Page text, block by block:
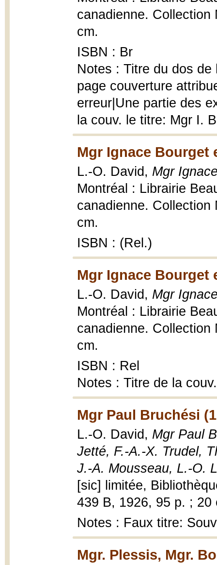
canadienne.
cm.
ISBN : Br
Notes : Titre du dos de
page couverture
erreur|Une partie des
la couv. le titre: Mgr I.
Mgr Ignace Bourget
L.-O. David, Mgr
Montréal : Librairie
canadienne.
cm.
ISBN : (Rel.)
Mgr Ignace Bourget
L.-O. David, Mgr
Montréal : Librairie
canadienne.
cm.
ISBN : Rel
Notes : Titre de la
Mgr Paul Bruchési
L.-O. David, Mgr Paul
Jetté, F.-A.-X. Trudel,
J.-A. Mousseau, L.-O.
[sic] limitée,
439 B, 1926, 95 p. ; 20
Notes : Faux titre:
Mgr. Plessis, Mgr.